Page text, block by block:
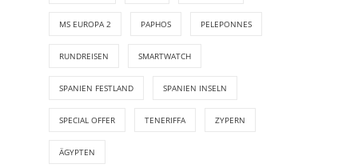
MS EUROPA 2 PAPHOS PELEPONNES
RUNDREISEN SMARTWATCH
SPANIEN FESTLAND SPANIEN INSELN
SPECIAL OFFER TENERIFFA ZYPERN
ÄGYPTEN